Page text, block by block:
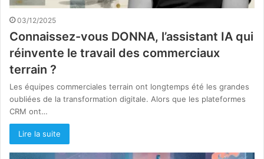
03/12/2025
Connaissez-vous DONNA, l’assistant IA qui
réinvente le travail des commerciaux
terrain ?
Les équipes commerciales terrain ont longtemps été les grandes
oubliées de la transformation digitale. Alors que les plateformes
CRM ont…
Lire la suite